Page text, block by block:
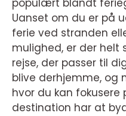
populært blandt
Uanset om du er på
ferie ved stranden
mulighed, er der helt
rejse, der passer til
blive derhjemme, og
hvor du kan
destination har at